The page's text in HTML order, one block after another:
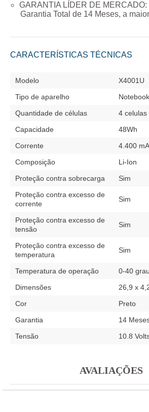
GARANTIA LÍDER DE MERCADO:
Garantia Total de 14 Meses, a
CARACTERÍSTICAS TÉCNICAS
Modelo
X4001U
Tipo de aparelho
Notebook
Quantidade de células
4 celulas
Capacidade
48Wh
Corrente
4.400
Composição
Li-Ion
Proteção contra sobrecarga
Sim
Proteção contra excesso de
corrente
Sim
Proteção contra excesso de
tensão
Sim
Proteção contra excesso de
temperatura
Sim
Temperatura de operação
0-40
Dimensões
26,9 x
Cor
Preto
Garantia
14
Tensão
10.8
AVALIAÇÕES